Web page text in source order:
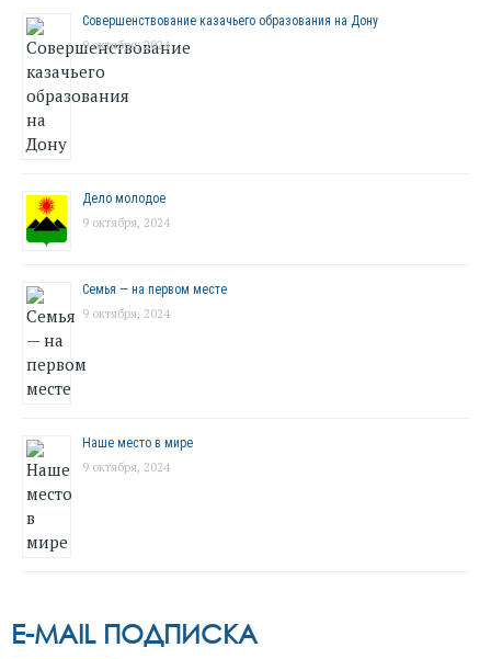
Совершенствование казачьего образования на Дону
9 октября, 2024
Дело молодое
9 октября, 2024
Семья — на первом месте
9 октября, 2024
Наше место в мире
9 октября, 2024
E-MAIL ПОДПИСКА